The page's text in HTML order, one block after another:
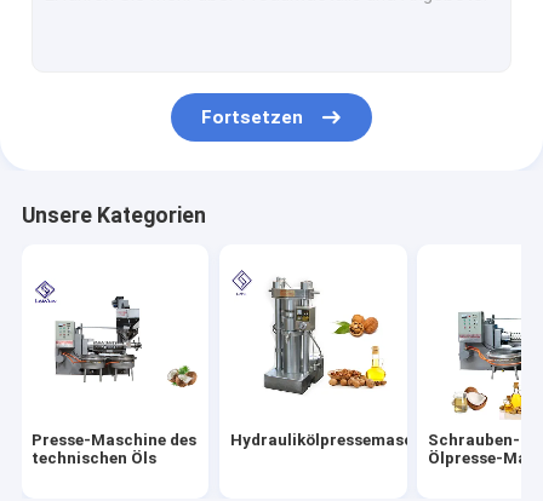
Öls-Extraktiongerät
Erdölraffineriemaschine
Hauptölpresse-Maschine
Erdnusszerkleinerungsmaschinenmaschine
Maschinen-Ersatzteile
Fortsetzen
Unsere Kategorien
Presse-Maschine des
technischen Öls
HydraulikölpressemaschineSchrauben-
Ölpresse-